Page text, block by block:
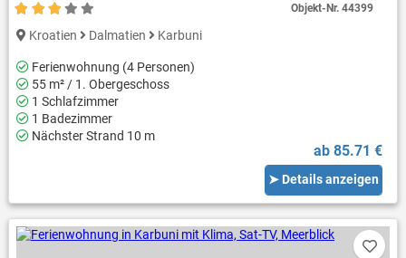
Kroatien Dalmatien Karbuni
Ferienwohnung (4 Personen)
55 m² / 1. Obergeschoss
1 Schlafzimmer
1 Badezimmer
Nächster Strand 10 m
ab 85.71 €
➤ Details anzeigen
Objekt-Nr.44399